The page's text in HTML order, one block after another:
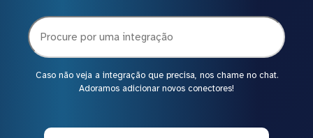
Caso não veja a integração que precisa, nos chame no chat.
Adoramos adicionar novos conectores!